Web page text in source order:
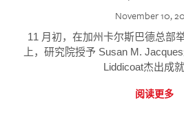
November 10,
11 月初，在加州卡尔斯巴德总部
上，研究院授予 Susan M.
Liddicoat杰出成就
阅读更多